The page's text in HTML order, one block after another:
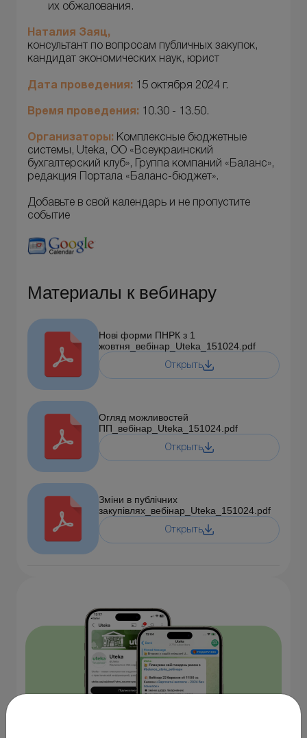
их обжалования.
Наталия Заяц,
консультант по вопросам публичных закупок,
кандидат экономических наук, юрист
Дата проведения: 15 октября 2024 г.
Время проведения: 10.30 - 13.50.
Организаторы: Комплексные бюджетные
системы, Uteka, ОО «Всеукраинский
бухгалтерский клуб», Группа компаний «Баланс»,
редакция Портала «Баланс-бюджет».
Добавьте в свой календарь и не пропустите
событие
Материалы к вебинару
Нові форми ПНРК з 1
жовтня_вебінар_Uteka_151024.pdf
Открыть
Огляд можливостей
ПП_вебінар_Uteka_151024.pdf
Открыть
Зміни в публічних
закупівлях_вебінар_Uteka_151024.pdf
Открыть